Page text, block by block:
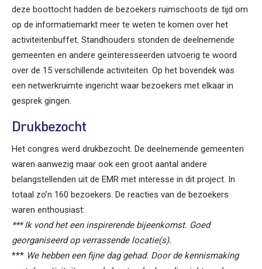
deze boottocht hadden de bezoekers ruimschoots de tijd om
op de informatiemarkt meer te weten te komen over het
activiteitenbuffet. Standhouders stonden de deelnemende
gemeenten en andere geïnteresseerden uitvoerig te woord
over de 15 verschillende activiteiten. Op het bovendek was
een netwerkruimte ingericht waar bezoekers met elkaar in
gesprek gingen.
Drukbezocht
Het congres werd drukbezocht. De deelnemende gemeenten
waren aanwezig maar ook een groot aantal andere
belangstellenden uit de EMR met interesse in dit project. In
totaal zo’n 160 bezoekers. De reacties van de bezoekers
waren enthousiast:
*** Ik vond het een inspirerende bijeenkomst. Goed
georganiseerd op verrassende locatie(s).
*** We hebben een fijne dag gehad. Door de kennismaking